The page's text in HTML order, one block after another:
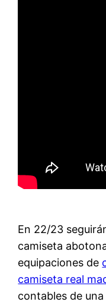
En 22/23
camiseta
equipaciones de
camiseta real
contables de